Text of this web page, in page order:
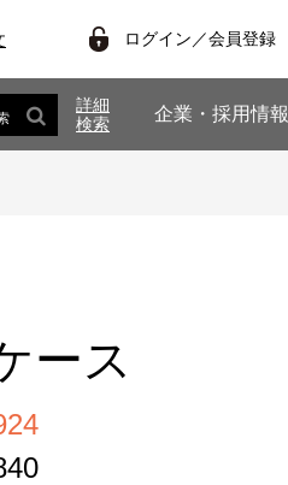
ログイン／会員登録
詳細
検索
企業・採用情報
ース